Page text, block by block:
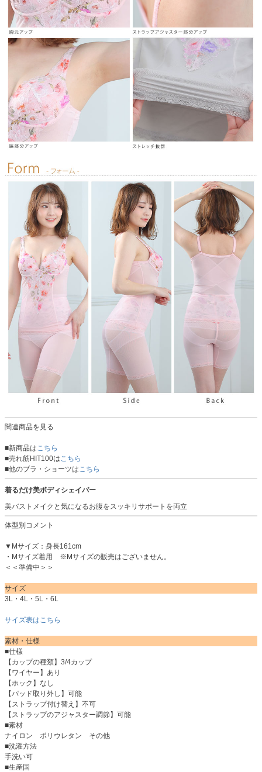
関連商品を見る
■新商品は こちら
■売れ筋HIT100は こちら
■他のブラ・ショーツは こちら
着るだけ美ボディシェイパー
美バストメイクと気になるお腹をスッキリサポートを両立
体型別コメント
▼Mサイズ：身長161cm
・Mサイズ着用 ※Mサイズの販売はございません。
＜＜準備中＞＞
サイズ
3L・4L・5L・6L
サイズ表はこちら
素材・仕様
■仕様
【カップの種類】3/4カップ
【ワイヤー】あり
【ホック】なし
【パッド取り外し】可能
【ストラップ付け替え】不可
【ストラップのアジャスター調節】可能
■素材
ナイロン ポリウレタン その他
■洗濯方法
手洗い可
■生産国